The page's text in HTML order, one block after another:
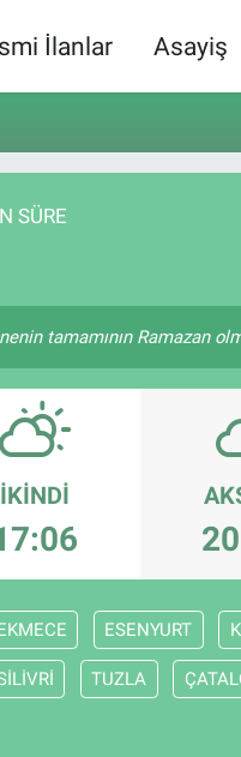
İlanlar Asayiş
SÜRE
tamamının Ramazan
İKINDI
ESENYURT
TUZLA